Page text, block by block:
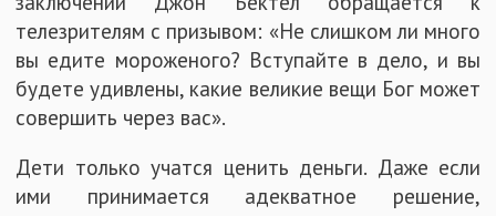
телезрителям с призывом: «Не слишком ли много
вы едите мороженого? Вступайте в дело, и вы
будете удивлены, какие великие вещи Бог может
совершить через вас».
Дети только учатся ценить деньги. Даже если
ими принимается адекватное решение,